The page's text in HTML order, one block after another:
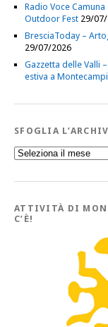
Radio Voce
Outdoor Fest 29/
BresciaToday –
29/07/2026
Gazzetta delle Valli
estiva a
SFOGLIA
Sfoglia
l’Archivio
tutti
Articoli
ATTIVITÀ DI
C’È!